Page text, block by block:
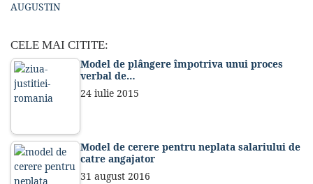
AUGUSTIN
CELE MAI CITITE:
Model de plângere împotriva unui proces
verbal de…
24 iulie 2015
Model de cerere pentru neplata salariului de
catre angajator
31 august 2016